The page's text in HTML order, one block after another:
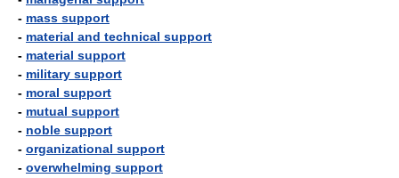
- mass support
- material and technical support
- material support
- military support
- moral support
- mutual support
- noble support
- organizational support
- overwhelming support